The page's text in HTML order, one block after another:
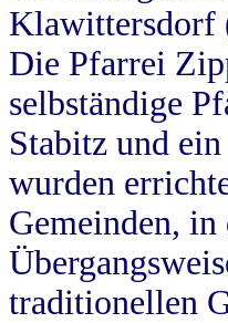
Klawittersdorf
Die Pfarrei
selbständige
Stabitz und
wurden
Gemeinden, in
traditionellen